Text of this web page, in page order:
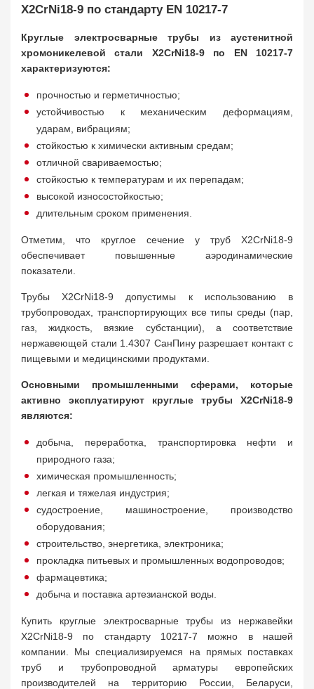
X2CrNi18-9 по стандарту EN 10217-7
Круглые электросварные трубы из аустенитной
хромоникелевой стали X2CrNi18-9 по EN 10217-7
характеризуются:
прочностью и герметичностью;
устойчивостью к механическим деформациям,
ударам, вибрациям;
стойкостью к химически активным средам;
отличной свариваемостью;
стойкостью к температурам и их перепадам;
высокой износостойкостью;
длительным сроком применения.
Отметим, что круглое сечение у труб X2CrNi18-9
обеспечивает повышенные аэродинамические
показатели.
Трубы X2CrNi18-9 допустимы к использованию в
трубопроводах, транспортирующих все типы среды (пар,
газ, жидкость, вязкие субстанции), а соответствие
нержавеющей стали 1.4307 СанПину разрешает контакт с
пищевыми и медицинскими продуктами.
Основными промышленными сферами, которые
активно эксплуатируют круглые трубы X2CrNi18-9
являются:
добыча, переработка, транспортировка нефти и
природного газа;
химическая промышленность;
легкая и тяжелая индустрия;
судостроение, машиностроение, производство
оборудования;
строительство, энергетика, электроника;
прокладка питьевых и промышленных водопроводов;
фармацевтика;
добыча и поставка артезианской воды.
Купить круглые электросварные трубы из нержавейки
X2CrNi18-9 по стандарту 10217-7 можно в нашей
компании. Мы специализируемся на прямых поставках
труб и трубопроводной арматуры европейских
производителей на территорию России, Беларуси,